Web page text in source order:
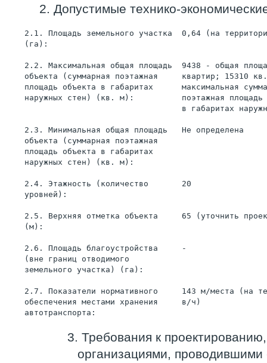
2. Допустимые технико-
2.1. Площадь земельного участка  0,64 (на
    (га):
2.2. Максимальная общая площадь  9438 - общая
объекта (суммарная поэтажная     квартир; 15310
площадь объекта в габаритах      максимальная
наружных стен) (кв. м):          поэтажная площадь
в габаритах
    2.3. Минимальная общая площадь   Не определена
    объекта (суммарная поэтажная
    площадь объекта в габаритах
    наружных стен) (кв. м):
    2.4. Этажность (количество       20
    уровней):
2.5. Верхняя отметка объекта     65 (уточнить
    (м):
    2.6. Площадь благоустройства     -
    (вне границ отводимого
    земельного участка) (га):
2.7. Показатели нормативного     143 м/места (на
    обеспечения местами хранения     в/ч)
    автотранспорта:
3. Требования к
организациями, проводившими